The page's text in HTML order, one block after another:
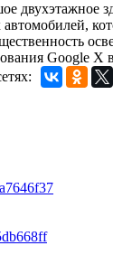
двухэтажное
Google X